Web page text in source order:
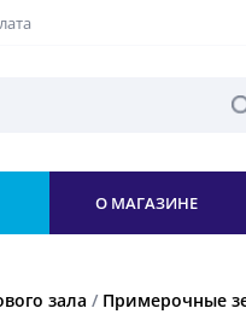
О МАГАЗИНЕ
зала / Примерочные